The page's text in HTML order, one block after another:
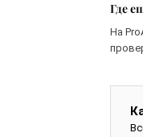
Где
На